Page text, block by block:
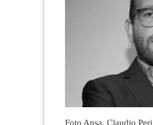
Foto Ansa, Claudio Peri